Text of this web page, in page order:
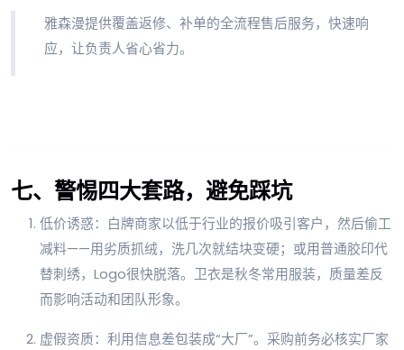
雅森漫提供覆盖返修、补单的全流程售后服务，快速响
应，让负责人省心省力。
七、警惕四大套路，避免踩坑
低价诱惑：白牌商家以低于行业的报价吸引客户，然后偷工
减料——用劣质抓绒，洗几次就结块变硬；或用普通胶印代
替刺绣，Logo很快脱落。卫衣是秋冬常用服装，质量差反
而影响活动和团队形象。
虚假资质：利用信息差包装成“大厂”。采购前务必核实厂家